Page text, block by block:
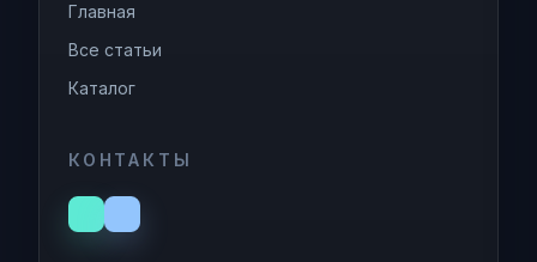
Главная
Все статьи
Каталог
КОНТАКТЫ